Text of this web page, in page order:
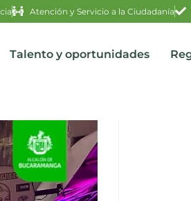
Atención y Servicio a la Ciudadanía
Talento y oportunidades